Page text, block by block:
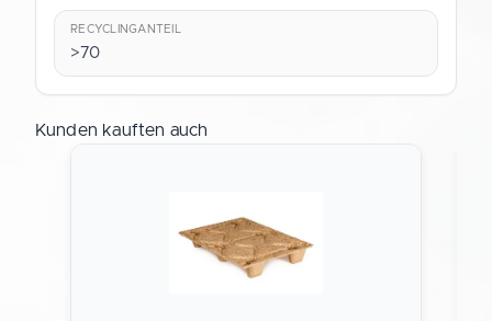
RECYCLINGANTEIL
>70
Kunden kauften auch